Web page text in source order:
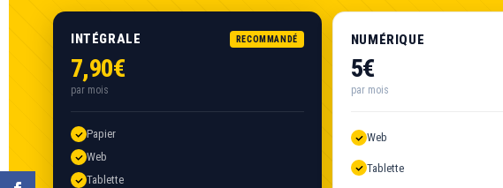
INTÉGRALE RECOMMANDÉ
7,90€
par mois
Papier
Web
Tablette
NUMÉRIQUE
5€
par mois
Web
Tablette